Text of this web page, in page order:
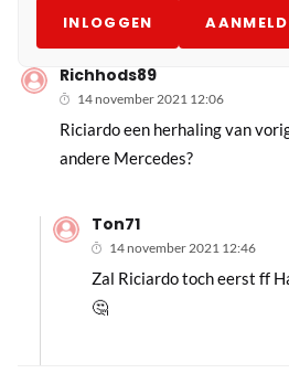
INLOGGEN
Richhods89
14 november 2021 12:06
Riciardo een herhaling van
andere Mercedes?
Ton71
14 november 2021 12:46
Zal Riciardo toch eerst ff
🤔